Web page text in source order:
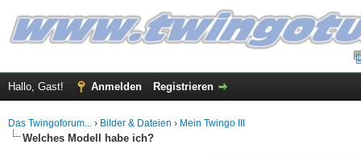
Hallo, Gast! Anmelden Registrieren
Das Twingoforum... › Bilder & Dateien › Mein Twingo III
Welches Modell habe ich?